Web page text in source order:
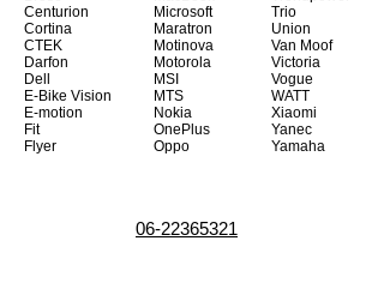
Centurion
Cortina
CTEK
Darfon
Dell
E-Bike Vision
E-motion
Fit
Flyer
Microsoft
Maratron
Motinova
Motorola
MSI
MTS
Nokia
OnePlus
Oppo
Trio
Union
Van Moof
Victoria
Vogue
WATT
Xiaomi
Yanec
Yamaha
06-22365321